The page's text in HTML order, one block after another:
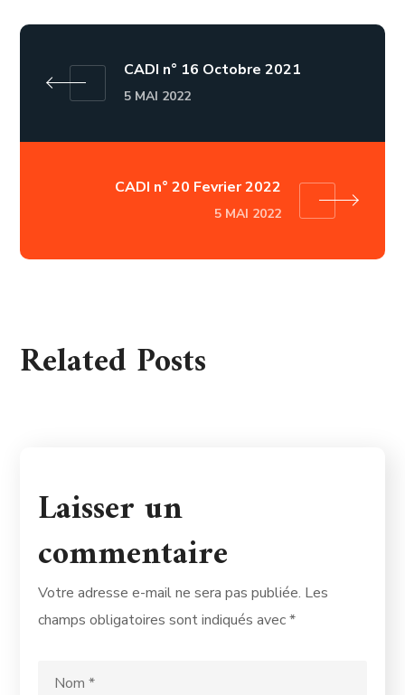
CADI n° 16 Octobre 2021
5 MAI 2022
CADI n° 20 Fevrier 2022
5 MAI 2022
Related Posts
Laisser un
commentaire
Votre adresse e-mail ne sera pas publiée. Les
champs obligatoires sont indiqués avec*